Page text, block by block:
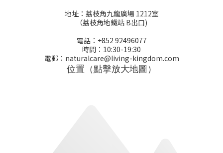
地址：荔枝角九龍廣場 1212室
（荔枝角地鐵站 B出口)
電話：+852 92496077
時間：10:30-19:30
電郵：naturalcare@living-kingdom.com
位置（點擊放大地圖）